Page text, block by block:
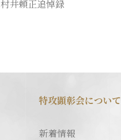
村井頼正追悼録
特攻顕彰会について
新着情報